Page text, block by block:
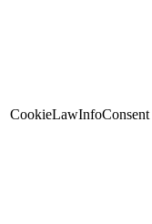
CookieLawInfoConsent